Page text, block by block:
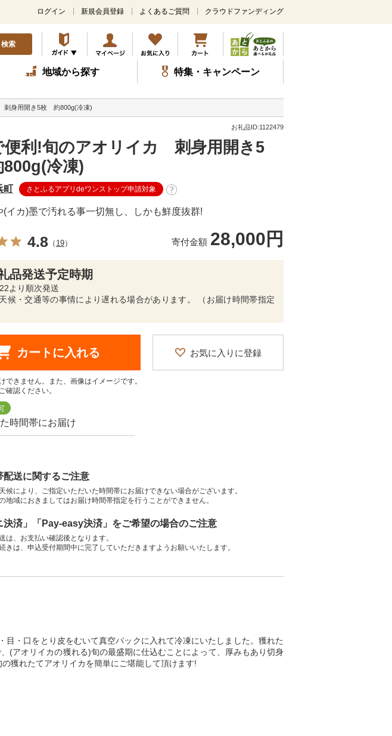
メ
ン
コ
ン
テ
ツ
ッ
ログイン 新規会員登録 よくあるご質問 クラウドファンディング
検索
地域から探す 特集・キャンペーン
刺身用開き5枚 約800g(冷凍)
お礼品ID:1122479
便利!旬のアオリイカ 刺身用開き5
冷凍)
町 さとふるアプリdeワンストップ申請対象
(イカ)墨で汚れる事一切無し、しかも鮮度抜群!
4.8 （ 19） 寄付金額 28,000円
品発送予定時期
より順次発送
候・交通等の事情により遅れる場合があります。 （お届け時間帯指定
カートに入れる お気に入りに登録
できません。また、画像はイメージです。
確認ください。
時間帯にお届け
配送に関するご注意
候により、ご指定いただいた時間帯にお届けできない場合がございます。
地域におきましてはお届け時間帯指定を行うことができません。
決済」「Pay-easy決済」をご希望の場合のご注意
は、お支払い確認後となります。
きは、申込受付期間中に完了していただきますようお願いいたします。
・口をとり皮をむいて真空パックに入れて冷凍にいたしました。獲れた
(アオリイカの獲れる)旬の最盛期に仕込むことによって、厚みもあり切身
獲れたてアオリイカを簡単にご堪能して頂けます!